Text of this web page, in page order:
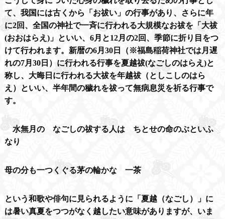
て、我国には古くから「お祓い」の行事があり、さらに年
に2回、全国の神社で一斉に行われる大規模なお祓を「大祓
(おおはらえ )」といい、 6月と12月の2回、季節に折り目をつ
けて行われます。新暦の6月 30日（※福島稲荷神社では月遅
れの7月 30日）に行われる行事を夏越祓(なごしのはらえ )と
称し、大晦日に行われる大祓を年越祓（としこしのはら
え）といい、半年間の穢れを祓って無病息災を祈る行事で
す。
水無月の なごしの祓する人は ちとせの命のぶといふ
なり
母の分も一つくぐる茅の輪かな 一茶
という和歌や俳句に見られるように「夏越（なごし）」に
は暑い真夏をつつがなく越したい意味がありますが、いま